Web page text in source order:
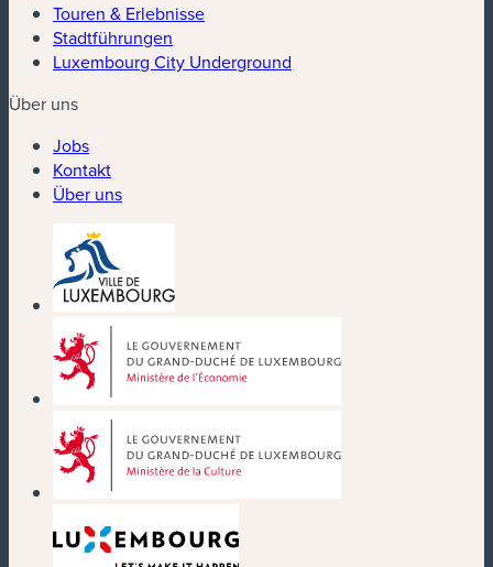
Touren & Erlebnisse
Stadtführungen
Luxembourg City Underground
Über uns
Jobs
Kontakt
Über uns